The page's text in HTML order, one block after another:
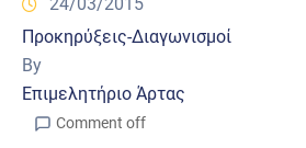
Προκηρύξεις-Διαγωνισμοί
By
Επιμελητήριο Άρτας
Comment off